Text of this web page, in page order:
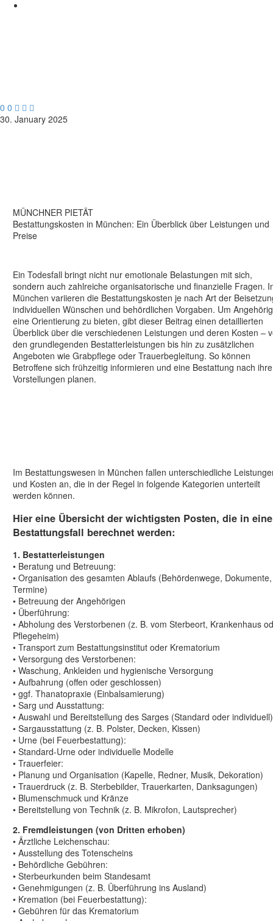
0 0   
30. January 2025
MÜNCHNER PIETÄT
Bestattungskosten in München: Ein Überblick über Leistungen und
Preise
Ein Todesfall bringt nicht nur emotionale Belastungen mit sich,
sondern auch zahlreiche organisatorische und finanzielle Fragen.
München variieren die Bestattungskosten je nach Art der
individuellen Wünschen und behördlichen Vorgaben. Um
eine Orientierung zu bieten, gibt dieser Beitrag einen detaillierten
Überblick über die verschiedenen Leistungen und deren Kosten –
den grundlegenden Bestatterleistungen bis hin zu zusätzlichen
Angeboten wie Grabpflege oder Trauerbegleitung. So können
Betroffene sich frühzeitig informieren und eine Bestattung nach
Vorstellungen planen.
Im Bestattungswesen in München fallen unterschiedliche
und Kosten an, die in der Regel in folgende Kategorien unterteilt
werden können.
Hier eine Übersicht der wichtigsten Posten, die in
Bestattungsfall berechnet werden:
1. Bestatterleistungen
• Beratung und Betreuung:
• Organisation des gesamten Ablaufs (Behördenwege, Dokumente,
Termine)
• Betreuung der Angehörigen
• Überführung:
• Abholung des Verstorbenen (z. B. vom Sterbeort, Krankenhaus
Pflegeheim)
• Transport zum Bestattungsinstitut oder Krematorium
• Versorgung des Verstorbenen:
• Waschung, Ankleiden und hygienische Versorgung
• Aufbahrung (offen oder geschlossen)
• ggf. Thanatopraxie (Einbalsamierung)
• Sarg und Ausstattung:
• Auswahl und Bereitstellung des Sarges (Standard oder individuell)
• Sargausstattung (z. B. Polster, Decken, Kissen)
• Urne (bei Feuerbestattung):
• Standard-Urne oder individuelle Modelle
• Trauerfeier:
• Planung und Organisation (Kapelle, Redner, Musik, Dekoration)
• Trauerdruck (z. B. Sterbebilder, Trauerkarten, Danksagungen)
• Blumenschmuck und Kränze
• Bereitstellung von Technik (z. B. Mikrofon, Lautsprecher)
2. Fremdleistungen (von Dritten erhoben)
• Ärztliche Leichenschau:
• Ausstellung des Totenscheins
• Behördliche Gebühren:
• Sterbeurkunden beim Standesamt
• Genehmigungen (z. B. Überführung ins Ausland)
• Kremation (bei Feuerbestattung):
• Gebühren für das Krematorium